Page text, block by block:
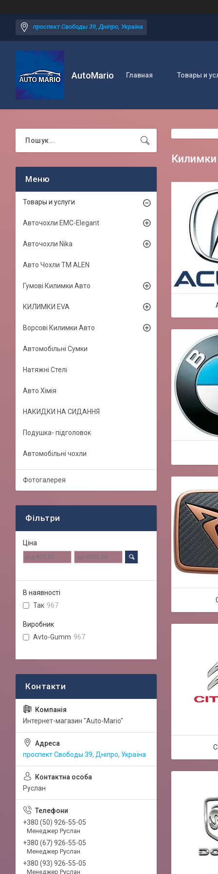
проспект Свободы 39, Дніпро, Україна
AutoMario Главная Товары и
Товары и услуги
Авточохли EMC-Elegant
Авточохли Nika
Авто Чохли TM ALEN
Гумові Килимки Авто
КИЛИМКИ EVA
Ворсові Килимки Авто
Автомобільні Сумки
Натяжні Стелі
Авто Хімія
НАКИДКИ НА СИДАННЯ
Подушка- підголовок
Автомобільні чохли
Фотогалерея
Фільтри
Ціна
В наявності
Так 967
Виробник
Avto-Gumm 967
Интернет-магазин "Auto-Mario"
проспект Свободы 39, Дніпро, Україна
Руслан
+380 (50) 926-55-05
Менеджер Руслан
+380 (67) 926-55-05
Менеджер Руслан
+380 (93) 926-55-05
Менеджер Руслан